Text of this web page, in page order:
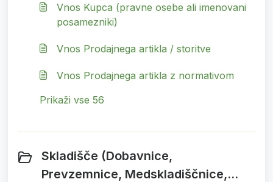
Vnos Kupca (pravne osebe ali imenovani
posamezniki)
Vnos Prodajnega artikla / storitve
Vnos Prodajnega artikla z normativom
Prikaži vse 56
Skladišče (Dobavnice,
Prevzemnice, Medskladiščnice,